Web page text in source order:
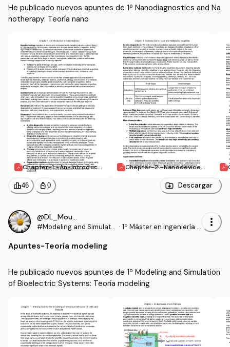
He publicado nuevos apuntes de 1º Nanodiagnostics and Na
notherapy: Teoría nano
Chapter-1.-An-Introducti
Chapter-2.-Nanodevices
ed-diagnosis.pdf
leaderboard46 personal_bag 0 Descargar
@DL_Moura
#Modeling and Simulati
s
· 1º Máster en Ingeniería B
more_vert
Apuntes-Teoría modeling
He publicado nuevos apuntes de 1º Modeling and Simulation
of Bioelectric Systems: Teoría modeling